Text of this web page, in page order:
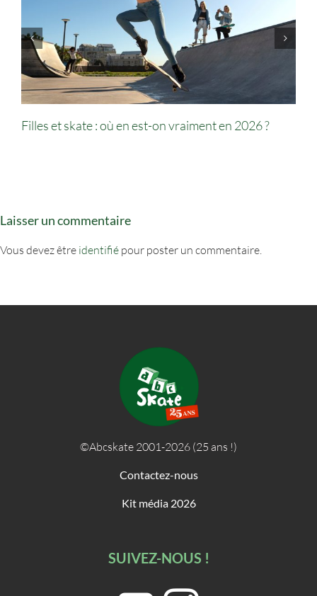
Filles et skate : où en est-on vraiment en 2026 ?
Laisser un commentaire
Vous devez être identifié pour poster un commentaire.
©Abcskate 2001-2026 (25 ans !)
Contactez-nous
Kit média 2026
SUIVEZ-NOUS !